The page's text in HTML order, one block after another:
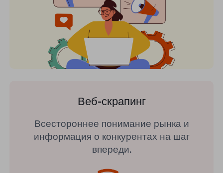
Веб-скрапинг
Всестороннее понимание рынка и
информация о конкурентах на шаг
впереди.